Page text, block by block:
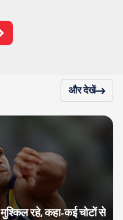
और देखें
रहे, कहा-कई चोटों से